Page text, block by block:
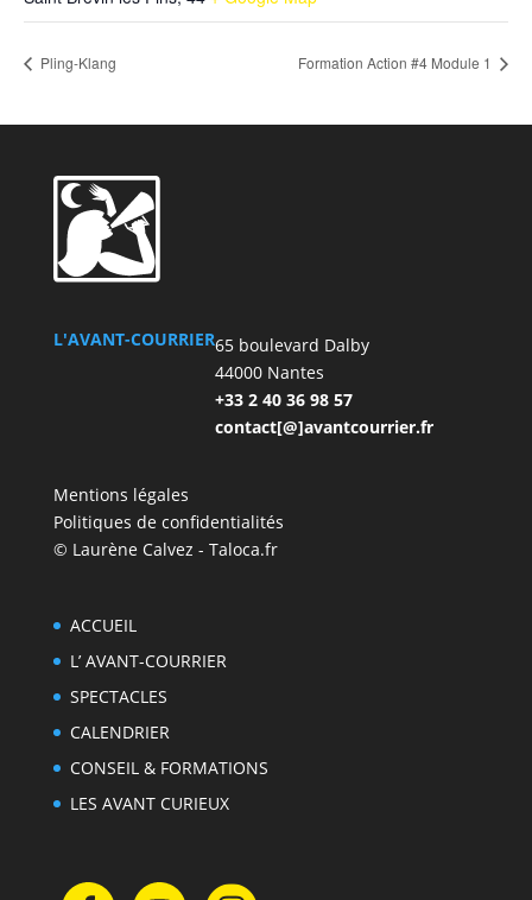
Pling-Klang Formation Action #4 Module 1
L'AVANT-COURRIER65 boulevard Dalby
44000 Nantes
+33 2 40 36 98 57
contact[@]avantcourrier.fr
Mentions légales
Politiques de confidentialités
© Laurène Calvez - Taloca.fr
ACCUEIL
L’ AVANT-COURRIER
SPECTACLES
CALENDRIER
CONSEIL & FORMATIONS
LES AVANT CURIEUX